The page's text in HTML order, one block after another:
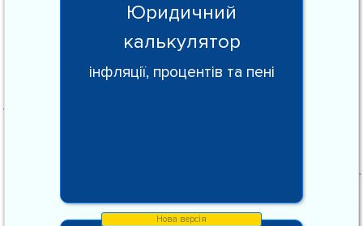
Юридичний
калькулятор
інфляції, процентів та пені